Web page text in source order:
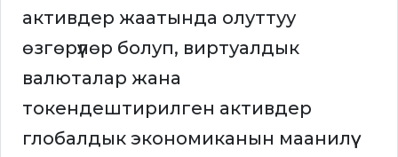
активдер жаатында олуттуу
өзгөрүүлөр болуп, виртуалдык
валюталар жана
токендештирилген активдер
глобалдык экономиканын маанилүү